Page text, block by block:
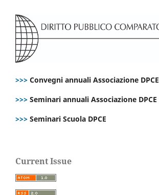
>>> Convegni annuali Associazione DPCE
>>> Seminari annuali Associazione DPCE
>>> Seminari Scuola DPCE
Current Issue